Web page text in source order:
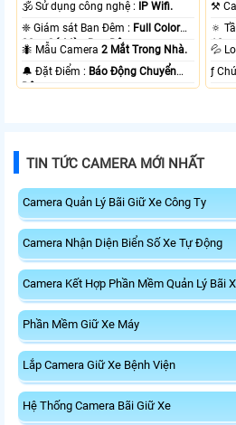
🕉️ Sử dụng công nghệ :
IP Wifi.
❈ Giám sát Ban Đêm : Full Color
20m Có Màu Ban Ðêm.
🐜 Mẫu Camera2 Mắt Trong Nhà.
️🔔 Đặt Điểm : Báo Động Chuyển
Động.
10m
TIN TỨC CAMERA MỚI NHẤT
Camera Quản Lý Bãi Giữ Xe Công Ty
Camera Nhận Diện Biển Số Xe Tự Động
Camera Kết Hợp Phần Mềm Quản Lý Bãi
Phần Mềm Giữ Xe Máy
Lắp Camera Giữ Xe Bệnh Viện
Hệ Thống Camera Bãi Giữ Xe